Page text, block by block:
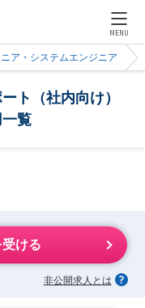
MENU
ニア・システムエンジニア
ト（社内向け）
覧
ける
非公開求人とは